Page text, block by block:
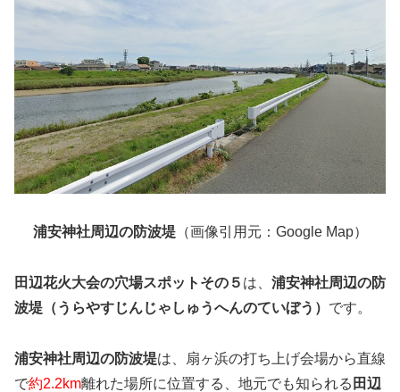
浦安神社周辺の防波堤（画像引用元：Google Map）
田辺花火大会の穴場スポットその５ は、 浦安神社周辺の防
波堤（うらやすじんじゃしゅうへんのていぼう） です。
浦安神社周辺の防波堤は、扇ヶ浜の打ち上げ会場から直線
で約2.2km離れた場所に位置する、地元でも知られる 田辺